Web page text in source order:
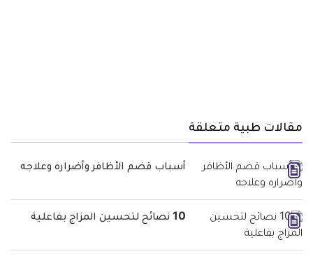
مقالات طبية متعلقة
أسباب قضم الأظافر وأضراره وعلاجه
10 نصائح لتحسين المزاج بفاعلية